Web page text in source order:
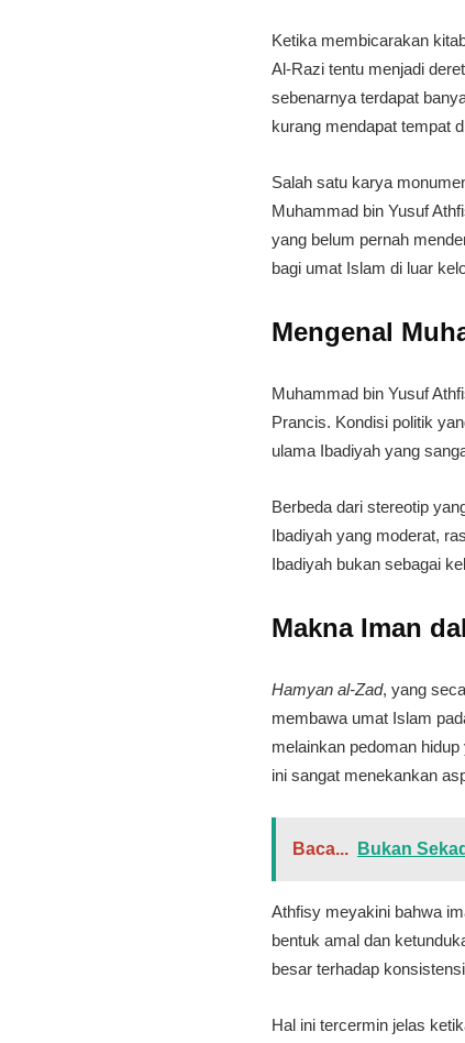
Ketika membicarakan
Al-Razi tentu menjadi
sebenarnya terdapat
kurang mendapat tempat
​Salah satu karya
Muhammad bin Yusuf
yang belum pernah
bagi umat Islam di luar
​Mengenal
​Muhammad bin Yusuf
Prancis. Kondisi politik
ulama Ibadiyah yang
​Berbeda dari stereotip
Ibadiyah yang moderat,
Ibadiyah bukan sebagai
​Makna Iman
Hamyan al-Zad, yang
membawa umat Islam
melainkan pedoman
ini sangat menekankan
Baca... Bukan
​Athfisy meyakini bahwa
bentuk amal dan
besar terhadap
​Hal ini tercermin jelas